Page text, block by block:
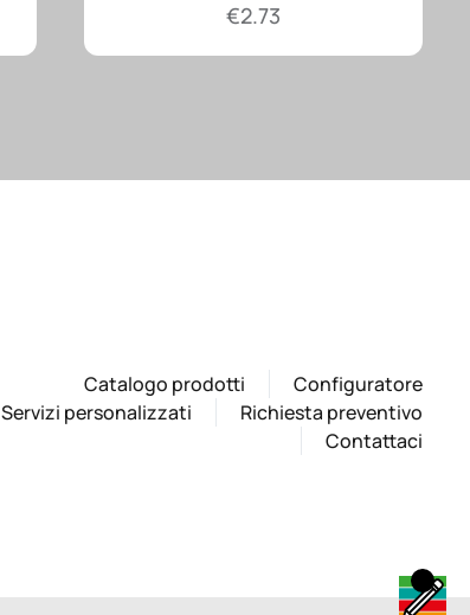
€2.73
Catalogo prodotti
Configuratore
Servizi personalizzati
Richiesta preventivo
Contattaci